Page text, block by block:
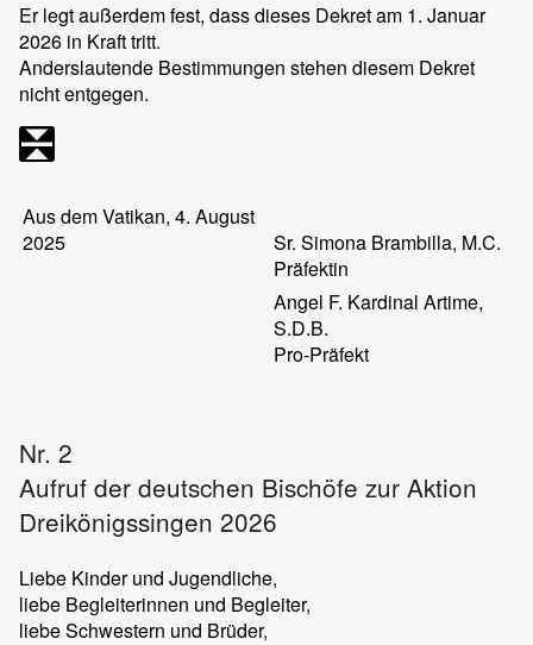
Er legt außerdem fest, dass dieses Dekret am 1. Januar
2026 in Kraft tritt.
Anderslautende Bestimmungen stehen diesem Dekret
nicht entgegen.
Aus dem Vatikan, 4. August
2025
Sr. Simona Brambilla, M.C.
Präfektin
Angel F. Kardinal Artime,
S.D.B.
Pro-Präfekt
Nr. 2
Aufruf der deutschen Bischöfe zur Aktion
Dreikönigssingen 2026
Liebe Kinder und Jugendliche,
liebe Begleiterinnen und Begleiter,
liebe Schwestern und Brüder,